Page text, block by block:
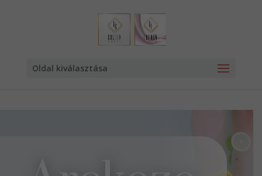
Oldal kiválasztása